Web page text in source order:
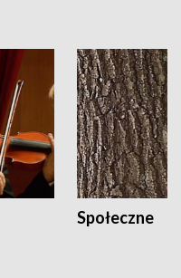
Społeczne